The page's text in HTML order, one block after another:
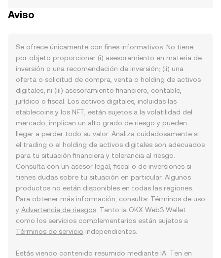
Aviso
Se ofrece únicamente con fines informativos. No tiene
por objeto proporcionar (i) asesoramiento en materia de
inversión o una recomendación de inversión; (ii) una
oferta o solicitud de compra, venta o holding de activos
digitales; ni (iii) asesoramiento financiero, contable,
jurídico o fiscal. Los activos digitales, incluidas las
stablecoins y los NFT, están sujetos a la volatilidad del
mercado, implican un alto grado de riesgo y pueden
llegar a perder todo su valor. Analiza cuidadosamente si
el trading o el holding de activos digitales son adecuados
para tu situación financiera y tolerancia al riesgo.
Consulta con un asesor legal, fiscal o de inversiones si
tienes dudas sobre tu situación en particular. Algunos
productos no están disponibles en todas las regiones.
Para obtener más información, consulta: Términos de uso
y Advertencia de riesgos . Tanto la OKX Web3 Wallet
como los servicios complementarios están sujetos a
Términos de servicio independientes.
Estás viendo contenido resumido mediante IA. Ten en